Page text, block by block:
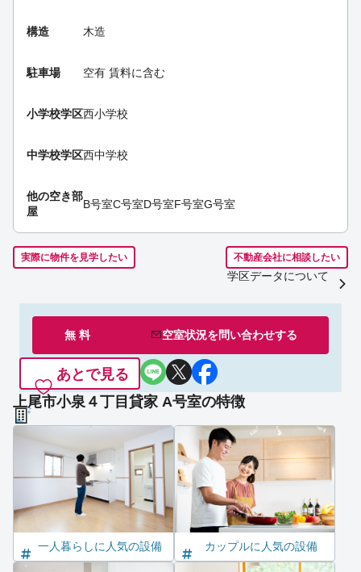
構造 木造
駐車場 空有 賃料に含む
小学校学区西小学校
中学校学区西中学校
他の空き部
屋
B号室C号室D号室F号室G号室
実際に物件を見学したい 不動産会社に相談したい
学区データについて
無 料 空室状況を問い合わせする
あとで見る
上尾市小泉４丁目貸家 A号室の特徴
一人暮らしに人気の設備 カップルに人気の設備